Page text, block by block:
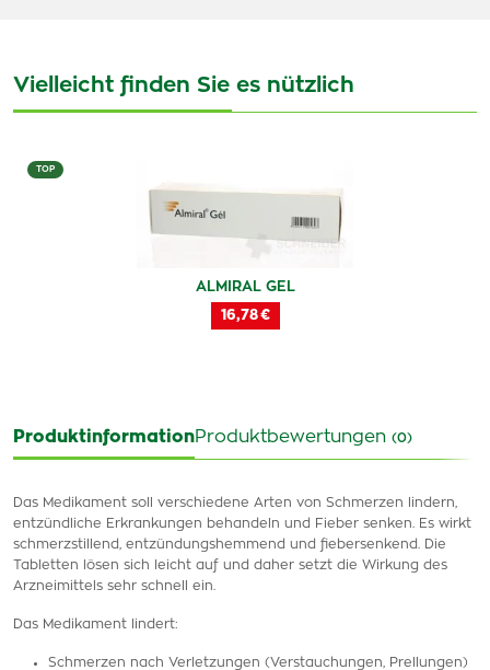
Vielleicht finden Sie es nützlich
TOP
ALMIRAL GEL
16,78 €
ProduktinformationProduktbewertungen (0)
Das Medikament soll verschiedene Arten von Schmerzen lindern,
entzündliche Erkrankungen behandeln und Fieber senken. Es wirkt
schmerzstillend, entzündungshemmend und fiebersenkend. Die
Tabletten lösen sich leicht auf und daher setzt die Wirkung des
Arzneimittels sehr schnell ein.
Das Medikament lindert:
Schmerzen nach Verletzungen (Verstauchungen, Prellungen)